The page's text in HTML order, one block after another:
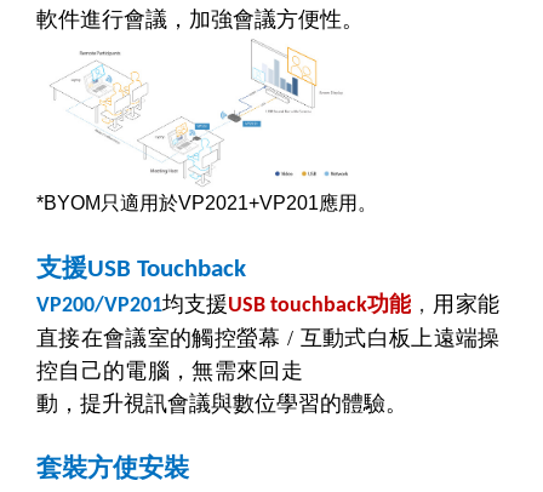
軟件進行會議，加強會議方便性。
*BYOM 只適用於VP2021+VP201應用。
支援USB Touchback
VP200/VP201均支援USB touchback功能 ， 用家能
直接在會議室的觸控螢幕 / 互動式白板上遠端操
控自己的電腦，無需來回走
動 ，提升視訊會議與數位學習的體驗。
套裝方使安裝